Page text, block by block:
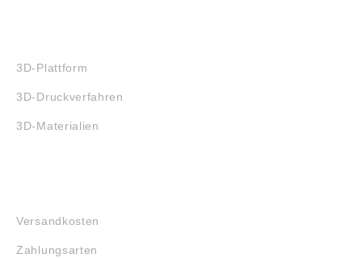
3D-Plattform
3D-Druckverfahren
3D-Materialien
Versandkosten
Zahlungsarten